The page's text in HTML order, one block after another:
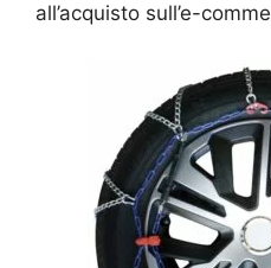
all’acquisto sull’e-